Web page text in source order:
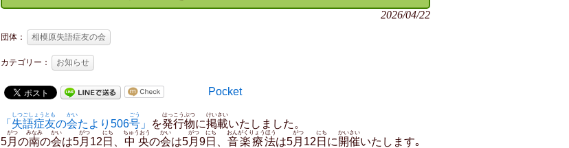
2026/04/22
団体： 相模原失語症友の会
カテゴリー： お知らせ
Pocket
「 失語症
しつごしょう
友
とも
の会
かい
たより506号
ごう
」 を発行物
はっこうぶつ
に掲載
けいさい
いたしました。
5月
がつ
の南
みなみ
の会
かい
は5月
がつ
12 日
にち
中央
ちゅうおう
の会
かい
は5月
がつ
9日
にち
音楽療法
おんがくりょうほう
は5月
がつ
12 日
にち
に 開催
かいさい
いたします｡